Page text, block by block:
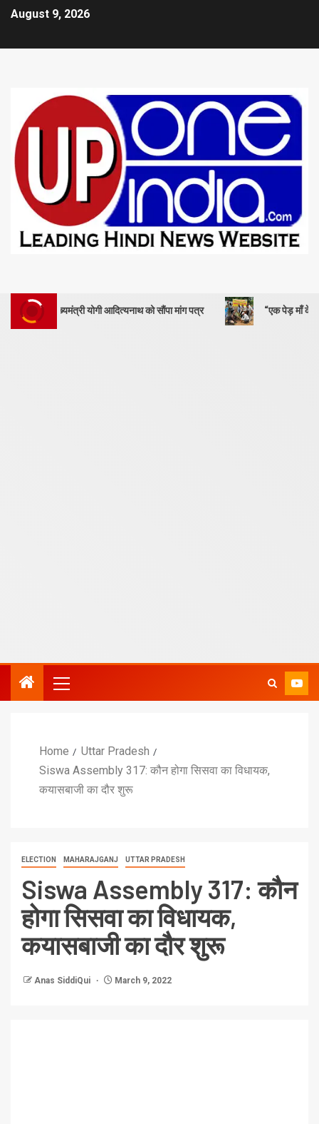
August 9, 2026
योगी आदित्यनाथ को सौंपा मांग पत्र “एक पेड़ माँ के नाम” – सेण्ट
Home
Uttar Pradesh
Siswa Assembly 317: कौन होगा सिसवा का विधायक,
कयासबाजी का दौर शुरू
ELECTION MAHARAJGANJ UTTAR PRADESH
Siswa Assembly 317: कौन
होगा सिसवा का विधायक,
कयासबाजी का दौर शुरू
Anas SiddiQui March 9, 2022